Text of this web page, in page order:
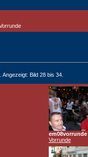
Bild 28 bis 34.
em08vorrunde
Vorrunde